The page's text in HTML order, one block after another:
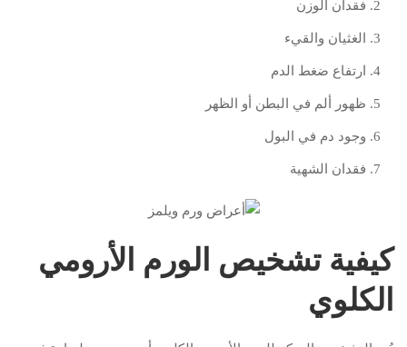
فقدان الوزن
الغثيان والقيء
ارتفاع ضغط الدم
ظهور ألم في البطن أو الظهر
وجود دم في البول
فقدان الشهية
كيفية تشخيص الورم الأرومي
الكلوي